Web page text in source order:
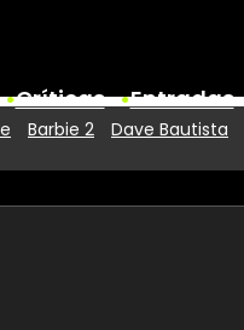
Críticas Entradas
Premios
Barbie 2 Dave Bautista